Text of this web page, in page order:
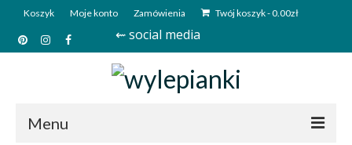
Koszyk Moje konto Zamówienia Twój koszyk-0.00zł
⇜ social media
Menu